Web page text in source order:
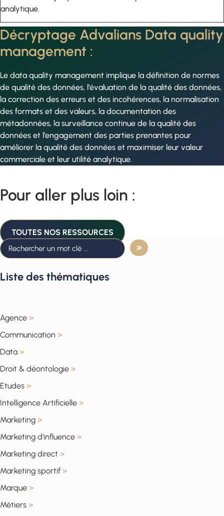
analytique.
Décryptage Advalians Data quality
management :
Le data quality management implique la définition de normes
de qualité des données, l’évaluation de la qualité des données,
la correction des erreurs et des incohérences, la normalisation
des formats et des valeurs, la documentation des
métadonnées, la surveillance continue de la qualité des
données et l’engagement des parties prenantes pour
améliorer la qualité des données et maximiser leur valeur
commerciale et leur utilité analytique.
Pour aller plus loin :
TOUTES NOS RESSOURCES
Liste des thématiques
Agence >
Communication >
Data >
Droit & déontologie >
Etudes >
Intelligence Artificielle >
Marketing >
Marketing d'influence >
Marketing direct >
Marketing sportif >
Marque >
Métiers >